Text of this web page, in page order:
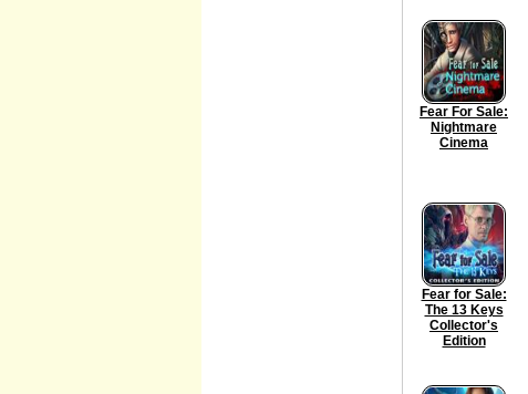
Fear For Sale:
Nightmare
Cinema
Fear for Sale:
The 13 Keys
Collector's
Edition